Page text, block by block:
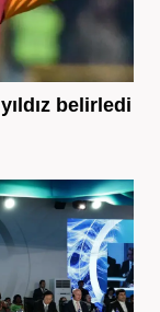
belirledi